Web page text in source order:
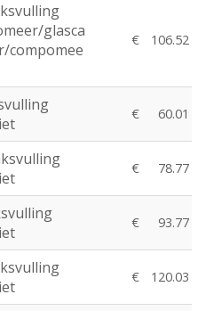
glasca
compomee
€ 106.52
€ 60.01
€ 78.77
€ 93.77
€ 120.03